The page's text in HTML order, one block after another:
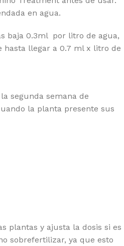
en agua.
baja 0.3ml por litro de agua,
hasta llegar a 0.7 ml x litro de
segunda semana de
la planta presente sus
plantas y ajusta la dosis si es
sobrefertilizar, ya que esto